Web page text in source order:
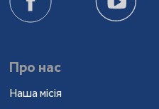
Про нас
Наша місія